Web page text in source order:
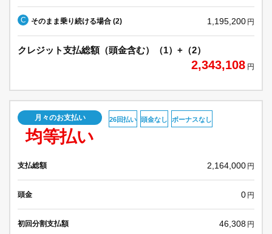
C そのまま乗り続ける場合 (2) 1,195,200 円
クレジット支払総額（頭金含む）（1）+（2）
2,343,108 円
月々のお支払い
均等払い
26回払い 頭金なし ボーナスなし
支払総額 2,164,000 円
頭金 0 円
初回分割支払額 46,308 円